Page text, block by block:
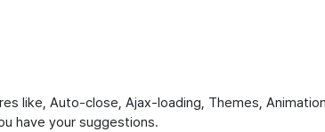
like, Auto-close, Ajax-loading, Themes,
have your suggestions.